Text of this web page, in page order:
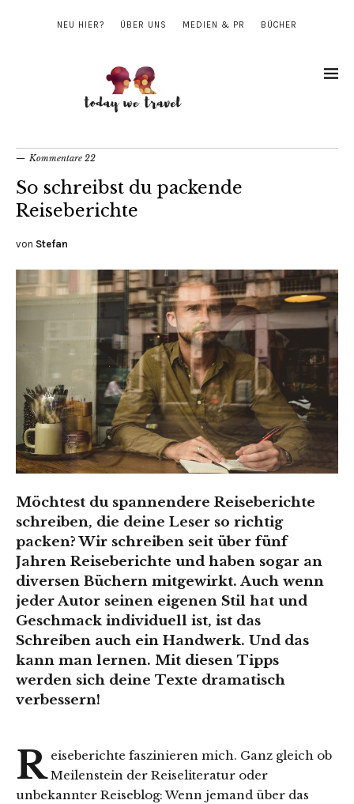
NEU HIER? ÜBER UNS MEDIEN & PR BÜCHER
Kommentare 22
So schreibst du packende
Reiseberichte
von Stefan
Möchtest du spannendere Reiseberichte
schreiben, die deine Leser so richtig
packen? Wir schreiben seit über fünf
Jahren Reiseberichte und haben sogar an
diversen Büchern mitgewirkt. Auch wenn
jeder Autor seinen eigenen Stil hat und
Geschmack individuell ist, ist das
Schreiben auch ein Handwerk. Und das
kann man lernen. Mit diesen Tipps
werden sich deine Texte dramatisch
verbessern!
R eiseberichte faszinieren mich. Ganz gleich ob
Meilenstein der Reiseliteratur oder
unbekannter Reiseblog: Wenn jemand über das